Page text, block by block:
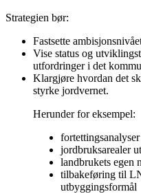
Strategien bør:
Fastsette
Vise status og
utfordringer i det
Klargjøre hvordan det
styrke jordvernet.
Herunder for eksempel:
fortettingsanalyser
jordbruksarealer
landbrukets egen
tilbakeføring til
utbyggingsformål